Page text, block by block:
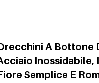
A Bottone
Inossidabile,
Semplice E